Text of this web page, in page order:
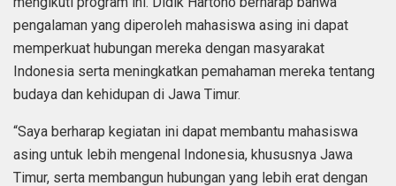
pengalaman yang diperoleh mahasiswa asing ini dapat
memperkuat hubungan mereka dengan masyarakat
Indonesia serta meningkatkan pemahaman mereka tentang
budaya dan kehidupan di Jawa Timur.
“Saya berharap kegiatan ini dapat membantu mahasiswa
asing untuk lebih mengenal Indonesia, khususnya Jawa
Timur, serta membangun hubungan yang lebih erat dengan